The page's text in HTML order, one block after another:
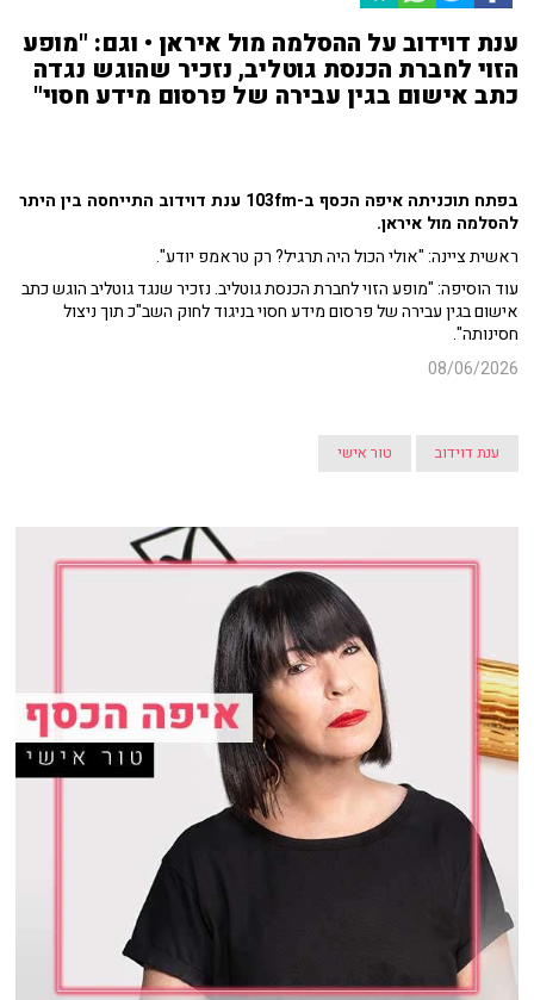
ענת דוידוב על ההסלמה מול איראן • וגם: "מופע
הזוי לחברת הכנסת גוטליב, נזכיר שהוגש נגדה
כתב אישום בגין עבירה של פרסום מידע חסוי"
בפתח תוכניתה איפה הכסף ב-103fm ענת דוידוב התייחסה בין היתר
להסלמה מול איראן.
ראשית ציינה: "אולי הכול היה תרגיל? רק טראמפ יודע".
עוד הוסיפה: "מופע הזוי לחברת הכנסת גוטליב. נזכיר שנגד גוטליב הוגש כתב
אישום בגין עבירה של פרסום מידע חסוי בניגוד לחוק השב"כ תוך ניצול
חסינותה".
08/06/2026
ענת דוידוב טור אישי